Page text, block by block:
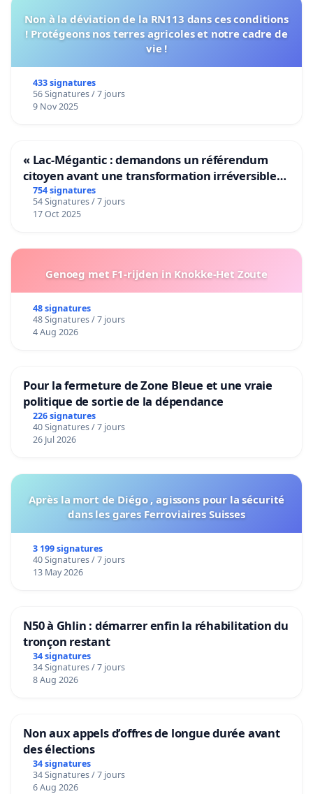
Non à la déviation de la RN113 dans ces conditions
! Protégeons nos terres agricoles et notre cadre de
vie !
433 signatures
56 Signatures / 7 jours
9 Nov 2025
« Lac-Mégantic : demandons un référendum
citoyen avant une transformation irréversible
de notre territoire »
754 signatures
54 Signatures / 7 jours
17 Oct 2025
Genoeg met F1-rijden in Knokke-Het Zoute
48 signatures
48 Signatures / 7 jours
4 Aug 2026
Pour la fermeture de Zone Bleue et une vraie
politique de sortie de la dépendance
226 signatures
40 Signatures / 7 jours
26 Jul 2026
Après la mort de Diégo , agissons pour la sécurité
dans les gares Ferroviaires Suisses
3 199 signatures
40 Signatures / 7 jours
13 May 2026
N50 à Ghlin : démarrer enfin la réhabilitation du
tronçon restant
34 signatures
34 Signatures / 7 jours
8 Aug 2026
Non aux appels d’offres de longue durée avant
des élections
34 signatures
34 Signatures / 7 jours
6 Aug 2026